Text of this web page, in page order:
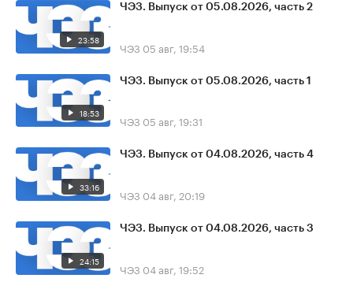
23:58
ЧЭЗ. Выпуск от 05.08.2026, часть 2
ЧЭЗ 05 авг, 19:54
18:53
ЧЭЗ. Выпуск от 05.08.2026, часть 1
ЧЭЗ 05 авг, 19:31
33:16
ЧЭЗ. Выпуск от 04.08.2026, часть 4
ЧЭЗ 04 авг, 20:19
24:15
ЧЭЗ. Выпуск от 04.08.2026, часть 3
ЧЭЗ 04 авг, 19:52